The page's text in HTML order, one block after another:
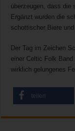
überzeugen, dass die
Ergänzt wurden die
schottischer Biere
Der Tag im Zeichen
einer Celtic Folk
wirklich gelungenes
teilen